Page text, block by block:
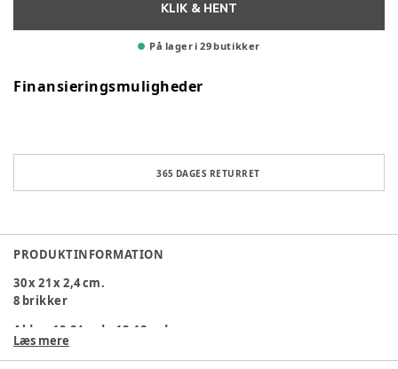
KLIK & HENT
På lager i 29 butikker
Finansieringsmuligheder
365 DAGES RETURRET
PRODUKTINFORMATION
30 x 21 x 2,4 cm.
8 brikker
Alder
18-24 mdr, 12-18 mdr
Varenummer:355008
Læs mere